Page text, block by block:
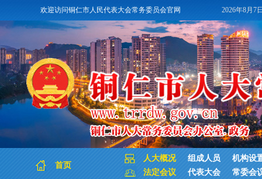
欢迎访问铜仁市人民代表大会常务委员会官网 2026年8月7
首页
人大概况 组成人员
机构设
法定会议
代表大会 常委会